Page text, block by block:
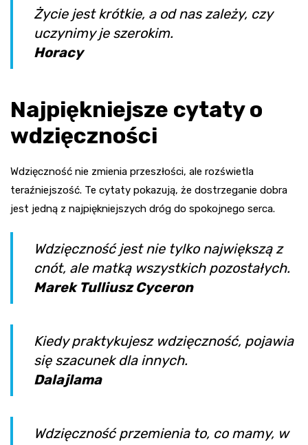
Życie jest krótkie, a od nas zależy, czy
uczynimy je szerokim.
Horacy
Najpiękniejsze cytaty o
wdzięczności
Wdzięczność nie zmienia przeszłości, ale rozświetla
teraźniejszość. Te cytaty pokazują, że dostrzeganie dobra
jest jedną z najpiękniejszych dróg do spokojnego serca.
Wdzięczność jest nie tylko największą z
cnót, ale matką wszystkich pozostałych.
Marek Tulliusz Cyceron
Kiedy praktykujesz wdzięczność, pojawia
się szacunek dla innych.
Dalajlama
Wdzięczność przemienia to, co mamy, w